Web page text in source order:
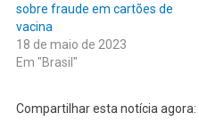
sobre fraude em cartões de
vacina
18 de maio de 2023
Em "Brasil"
Compartilhar esta notícia agora: